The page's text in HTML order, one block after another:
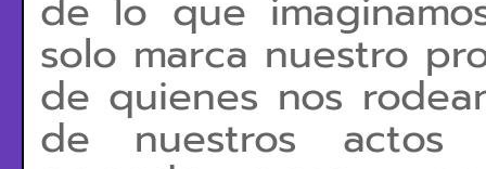
solo marca nuestro
de quienes nos
de nuestros